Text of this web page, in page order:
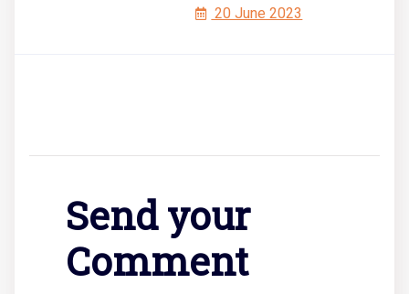
20 June 2023
Send your
Comment